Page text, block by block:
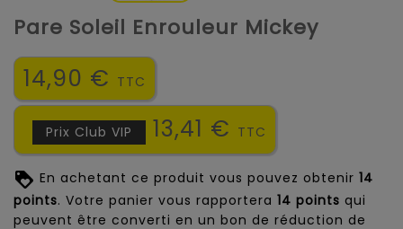
Pare Soleil Enrouleur Mickey
14,90 € TTC
Prix Club VIP 13,41 € TTC
En achetant ce produit vous pouvez obtenir 14
points. Votre panier vous rapportera 14 points qui
peuvent être converti en un bon de réduction de